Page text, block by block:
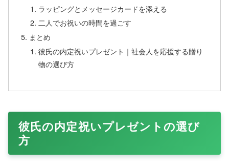
ラッピングとメッセージカードを添える
二人でお祝いの時間を過ごす
まとめ
彼氏の内定祝いプレゼント｜社会人を応援する贈り
物の選び方
彼氏の内定祝いプレゼントの選び
方